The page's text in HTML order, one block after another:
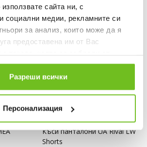
сайта ни, с
социални медии, рекламните си
за анализ, които може да я
предоставена им от Вас
страна на услугите им.
Разреши всички
Персонализация
Къси панталони UA Rival LW
Shorts